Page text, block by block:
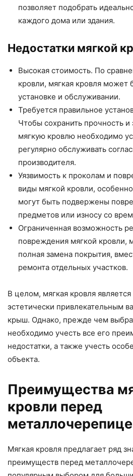
позволяет подобрать
каждого дома или здания.
Недостатки мягкой
Высокая стоимость. По
кровли, мягкая кровля может
установке и обслуживании.
Требуется правильное
Чтобы сохранить прочность и
мягкую кровлю необходимо
регулярно обслуживать
производителя.
Уязвимость к проколам и
виды мягкой кровли,
могут быть подвержены
предметов или износу со
Ограниченная возможность
повреждения мягкой кровли,
полная замена покрытия,
ремонта отдельных участков.
В целом, мягкая кровля
эстетически привлекательным
крыш. Однако, прежде чем
необходимо учесть все его
недостатки, а также учесть
объекта.
Преимущества
кровли перед
Мягкая кровля предлагает ряд
преимуществ перед